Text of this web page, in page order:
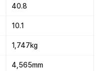
40.8
10.1
1,747kg
4,565mm